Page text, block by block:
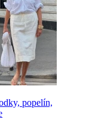
popelín,